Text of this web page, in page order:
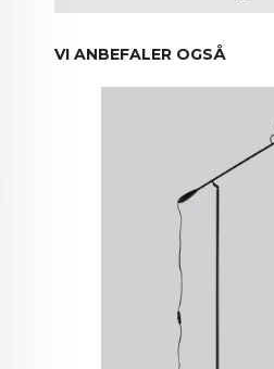
VI ANBEFALER OGSÅ